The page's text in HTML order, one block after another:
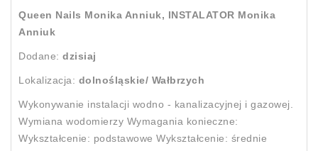
Queen Nails Monika Anniuk, INSTALATOR Monika
Anniuk
Dodane: dzisiaj
Lokalizacja: dolnośląskie/ Wałbrzych
Wykonywanie instalacji wodno - kanalizacyjnej i gazowej.
Wymiana wodomierzy Wymagania konieczne:
Wykształcenie: podstawowe Wykształcenie: średnie